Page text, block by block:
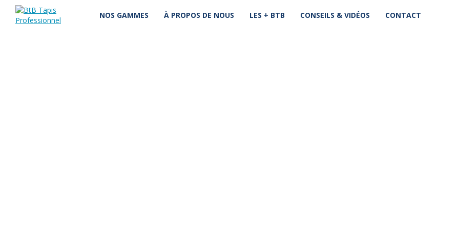
NOS GAMMES À PROPOS DE NOUS LES + BTB CONSEILS & VIDÉOS CONTACT